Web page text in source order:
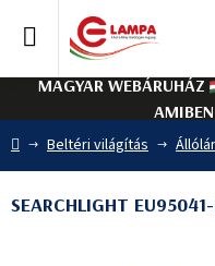
tartalomhoz
MAGYAR WEBÁRUHÁZ
Kezdőlap
Beltéri világítás
SEARCHLIGHT